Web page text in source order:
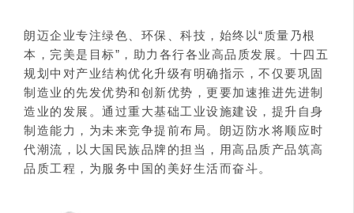
朗迈企业专注绿色、环保、科技，始终以“质量乃根
本，完美是目标”，助力各行各业高品质发展。十四五
规划中对产业结构优化升级有明确指示，不仅要巩固
制造业的先发优势和创新优势，更要加速推进先进制
造业的发展。通过重大基础工业设施建设，提升自身
制造能力，为未来竞争提前布局。朗迈防水将顺应时
代潮流，以大国民族品牌的担当，用高品质产品筑高
品质工程，为服务中国的美好生活而奋斗。